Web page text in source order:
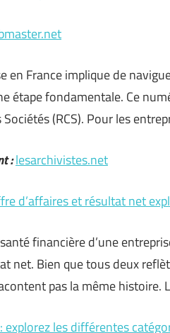
en France implique de
étape fondamentale. Ce
(RCS). Pour les
:lesarchivistes.net
d’affaires et résultat net
financière d’une
net. Bien que tous deux
pas la même histoire.
explorez les différentes